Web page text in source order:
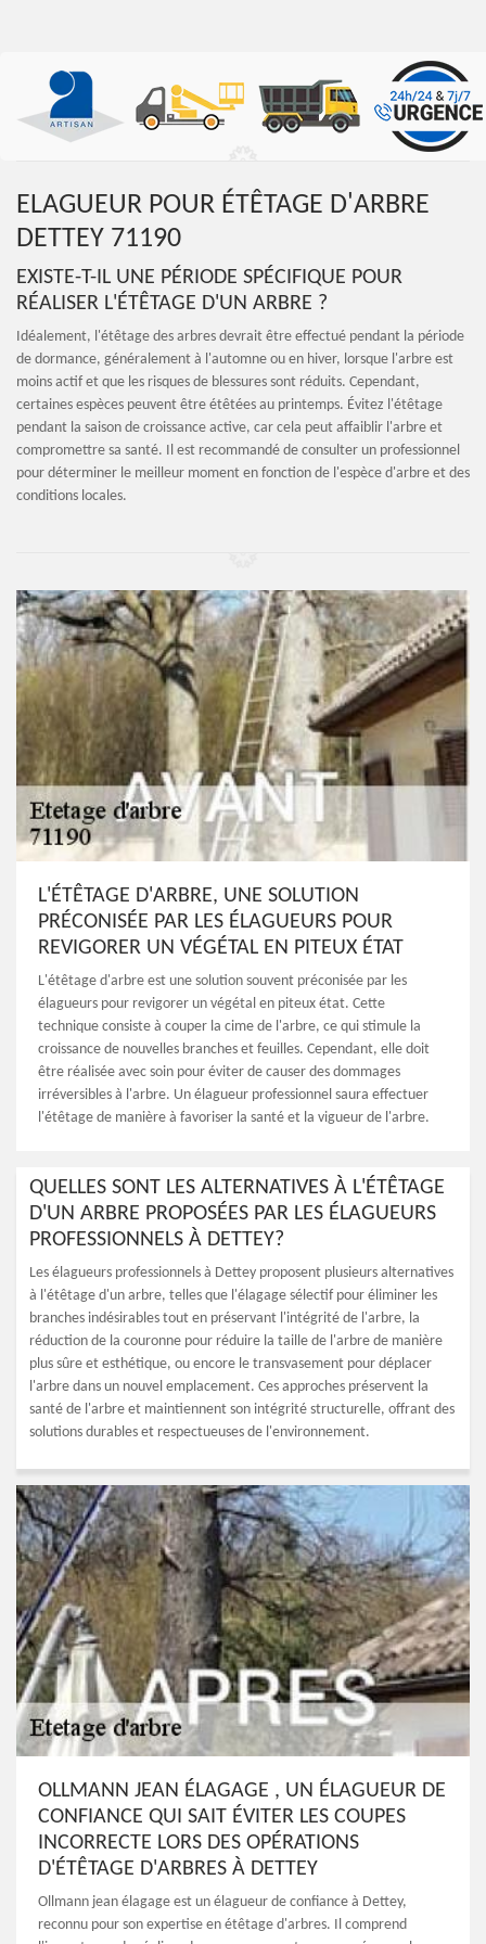
ELAGUEUR POUR ÉTÊTAGE D'ARBRE
DETTEY 71190
EXISTE-T-IL UNE PÉRIODE SPÉCIFIQUE POUR
RÉALISER L'ÉTÊTAGE D'UN ARBRE ?
Idéalement, l'étêtage des arbres devrait être effectué pendant la période
de dormance, généralement à l'automne ou en hiver, lorsque l'arbre est
moins actif et que les risques de blessures sont réduits. Cependant,
certaines espèces peuvent être étêtées au printemps. Évitez l'étêtage
pendant la saison de croissance active, car cela peut affaiblir l'arbre et
compromettre sa santé. Il est recommandé de consulter un professionnel
pour déterminer le meilleur moment en fonction de l'espèce d'arbre et des
conditions locales.
L'ÉTÊTAGE D'ARBRE, UNE SOLUTION
PRÉCONISÉE PAR LES ÉLAGUEURS POUR
REVIGORER UN VÉGÉTAL EN PITEUX ÉTAT
L'étêtage d'arbre est une solution souvent préconisée par les
élagueurs pour revigorer un végétal en piteux état. Cette
technique consiste à couper la cime de l'arbre, ce qui stimule la
croissance de nouvelles branches et feuilles. Cependant, elle doit
être réalisée avec soin pour éviter de causer des dommages
irréversibles à l'arbre. Un élagueur professionnel saura effectuer
l'étêtage de manière à favoriser la santé et la vigueur de l'arbre.
QUELLES SONT LES ALTERNATIVES À L'ÉTÊTAGE
D'UN ARBRE PROPOSÉES PAR LES ÉLAGUEURS
PROFESSIONNELS À DETTEY?
Les élagueurs professionnels à Dettey proposent plusieurs alternatives
à l'étêtage d'un arbre, telles que l'élagage sélectif pour éliminer les
branches indésirables tout en préservant l'intégrité de l'arbre, la
réduction de la couronne pour réduire la taille de l'arbre de manière
plus sûre et esthétique, ou encore le transvasement pour déplacer
l'arbre dans un nouvel emplacement. Ces approches préservent la
santé de l'arbre et maintiennent son intégrité structurelle, offrant des
solutions durables et respectueuses de l'environnement.
OLLMANN JEAN ÉLAGAGE , UN ÉLAGUEUR DE
CONFIANCE QUI SAIT ÉVITER LES COUPES
INCORRECTE LORS DES OPÉRATIONS
D'ÉTÊTAGE D'ARBRES À DETTEY
Ollmann jean élagage est un élagueur de confiance à Dettey,
reconnu pour son expertise en étêtage d'arbres. Il comprend